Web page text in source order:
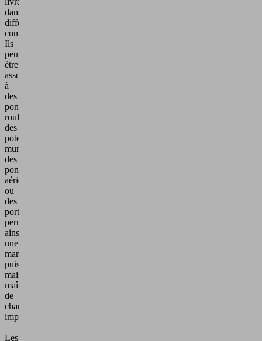
dans
différentes
configurations.
Ils
peuvent
être
associés
à
des
ponts
roulants,
des
potences
murales,
des
ponts
aériens
ou
des
portiques,
permettant
ainsi
une
manutention
puissante
mais
maîtrisée
de
charges
importantes.
Les